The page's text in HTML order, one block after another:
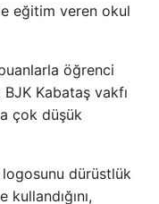
eğitim veren okul
öğrenci
Kabataş vakfı
çok düşük
logosunu dürüstlük
kullandığını,